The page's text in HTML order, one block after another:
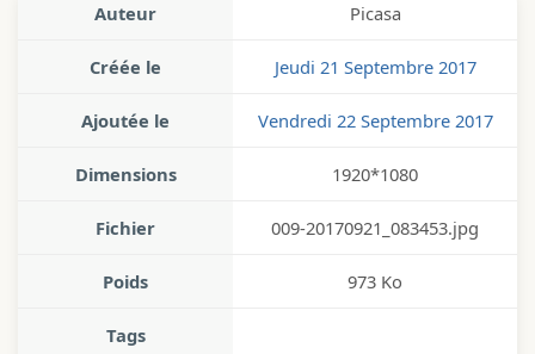
Auteur Picasa
Créée le Jeudi 21 Septembre 2017
Ajoutée le Vendredi 22 Septembre 2017
Dimensions 1920*1080
Fichier 009-20170921_083453.jpg
Poids 973 Ko
Tags